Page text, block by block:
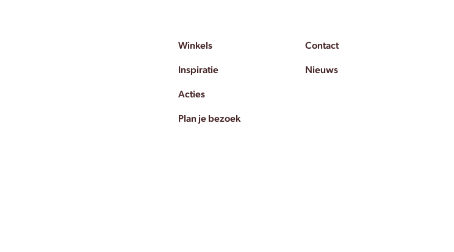
Winkels
Inspiratie
Acties
Plan je bezoek
Contact
Nieuws